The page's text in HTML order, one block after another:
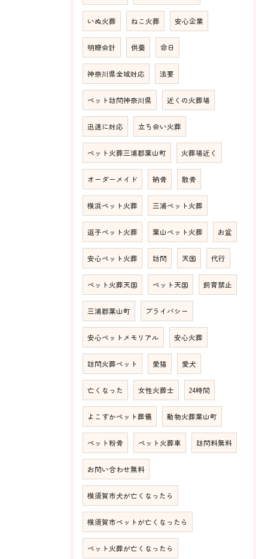
いぬ火葬 ねこ火葬 安心企業
明瞭会計 供養 命日
神奈川県全域対応 法要
ペット訪問神奈川県 近くの火葬場
迅速に対応 立ち会い火葬
ペット火葬三浦郡葉山町 火葬場近く
オーダーメイド 納骨 散骨
横浜ペット火葬 三浦ペット火葬
逗子ペット火葬 葉山ペット火葬 お盆
安心ペット火葬 訪問 天国 代行
ペット火葬天国 ペット天国 飼育禁止
三浦郡葉山町 プライバシー
安心ペットメモリアル 安心火葬
訪問火葬ペット 愛猫 愛犬
亡くなった 女性火葬士 24時間
よこすかペット葬儀 動物火葬葉山町
ペット粉骨 ペット火葬車 訪問料無料
お問い合わせ無料
横須賀市犬が亡くなったら
横須賀市ペットが亡くなったら
ペット火葬が亡くなったら